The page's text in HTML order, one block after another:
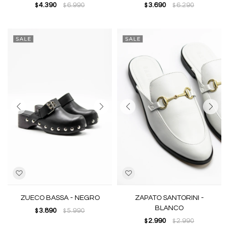
$ 4.390 $6.990 $ 3.690 $6.290
ZUECO BASSA - NEGRO
$ 3.890 $5.990
ZAPATO SANTORINI -
BLANCO
$ 2.990 $2.990